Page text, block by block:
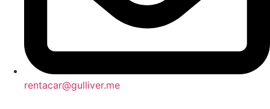
rentacar@gulliver.me